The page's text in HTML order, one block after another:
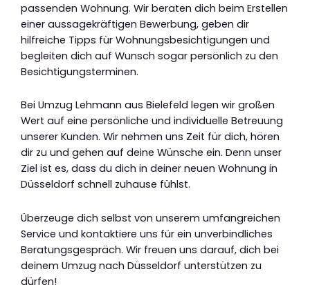
passenden Wohnung. Wir beraten dich beim Erstellen
einer aussagekräftigen Bewerbung, geben dir
hilfreiche Tipps für Wohnungsbesichtigungen und
begleiten dich auf Wunsch sogar persönlich zu den
Besichtigungsterminen.
Bei Umzug Lehmann aus Bielefeld legen wir großen
Wert auf eine persönliche und individuelle Betreuung
unserer Kunden. Wir nehmen uns Zeit für dich, hören
dir zu und gehen auf deine Wünsche ein. Denn unser
Ziel ist es, dass du dich in deiner neuen Wohnung in
Düsseldorf schnell zuhause fühlst.
Überzeuge dich selbst von unserem umfangreichen
Service und kontaktiere uns für ein unverbindliches
Beratungsgespräch. Wir freuen uns darauf, dich bei
deinem Umzug nach Düsseldorf unterstützen zu
dürfen!